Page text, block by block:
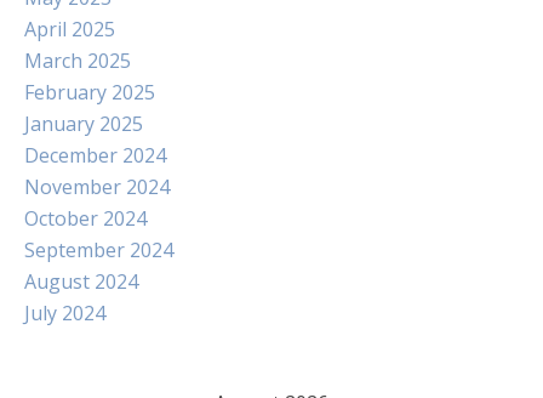
April 2025
March 2025
February 2025
January 2025
December 2024
November 2024
October 2024
September 2024
August 2024
July 2024